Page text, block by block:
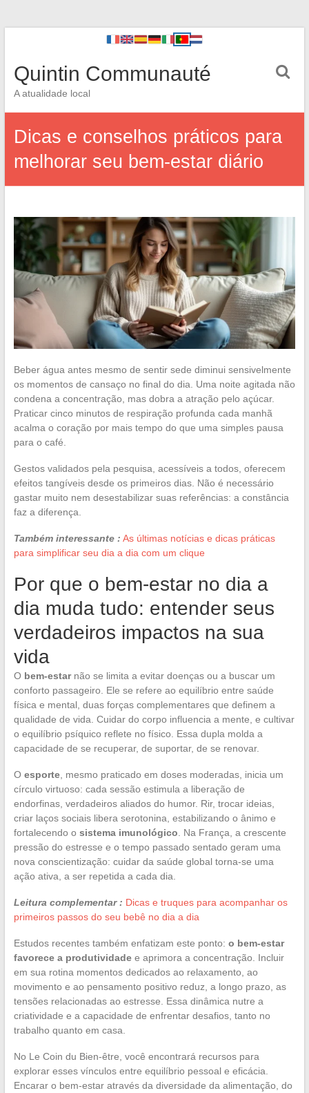
Quintin Communauté
A atualidade local
Dicas e conselhos práticos para
melhorar seu bem-estar diário
Beber água antes mesmo de sentir sede diminui sensivelmente
os momentos de cansaço no final do dia. Uma noite agitada não
condena a concentração, mas dobra a atração pelo açúcar.
Praticar cinco minutos de respiração profunda cada manhã
acalma o coração por mais tempo do que uma simples pausa
para o café.
Gestos validados pela pesquisa, acessíveis a todos, oferecem
efeitos tangíveis desde os primeiros dias. Não é necessário
gastar muito nem desestabilizar suas referências: a constância
faz a diferença.
Também interessante : As últimas notícias e dicas práticas
para simplificar seu dia a dia com um clique
Por que o bem-estar no dia a
dia muda tudo: entender seus
verdadeiros impactos na sua
vida
O bem-estarnão se limita a evitar doenças ou a buscar um
conforto passageiro. Ele se refere ao equilíbrio entre saúde
física e mental, duas forças complementares que definem a
qualidade de vida. Cuidar do corpo influencia a mente, e cultivar
o equilíbrio psíquico reflete no físico. Essa dupla molda a
capacidade de se recuperar, de suportar, de se renovar.
O esporte, mesmo praticado em doses moderadas, inicia um
círculo virtuoso: cada sessão estimula a liberação de
endorfinas, verdadeiros aliados do humor. Rir, trocar ideias,
criar laços sociais libera serotonina, estabilizando o ânimo e
fortalecendo o sistema imunológico . Na França, a crescente
pressão do estresse e o tempo passado sentado geram uma
nova conscientização: cuidar da saúde global torna-se uma
ação ativa, a ser repetida a cada dia.
Leitura complementar : Dicas e truques para acompanhar os
primeiros passos do seu bebê no dia a dia
Estudos recentes também enfatizam este ponto: o bem-estar
favorece a produtividadee aprimora a concentração. Incluir
em sua rotina momentos dedicados ao relaxamento, ao
movimento e ao pensamento positivo reduz, a longo prazo, as
tensões relacionadas ao estresse. Essa dinâmica nutre a
criatividade e a capacidade de enfrentar desafios, tanto no
trabalho quanto em casa.
No Le Coin du Bien-être, você encontrará recursos para
explorar esses vínculos entre equilíbrio pessoal e eficácia.
Encarar o bem-estar através da diversidade da alimentação, do